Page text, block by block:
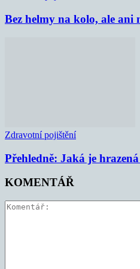
Bez helmy na kolo, ale ani
Zdravotní pojištění
Přehledně: Jaká je
KOMENTÁŘ